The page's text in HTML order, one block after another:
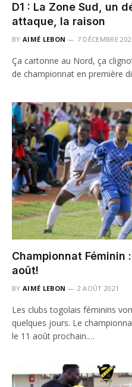
D1 : La Zone Sud, un
attaque, la raison
BY AIMÉ LEBON 7 DÉCEMBRE
Ça cartonne au Nord, ça
de championnat en première
Championnat Féminin
août!
BY AIMÉ LEBON 2 AOÛT 2021
Les clubs togolais féminins
quelques jours. Le
le 11 août prochain.…